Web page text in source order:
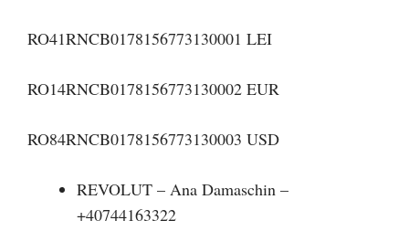
RO41RNCB0178156773130001 LEI
RO14RNCB0178156773130002 EUR
RO84RNCB0178156773130003 USD
REVOLUT – Ana Damaschin –
+40744163322